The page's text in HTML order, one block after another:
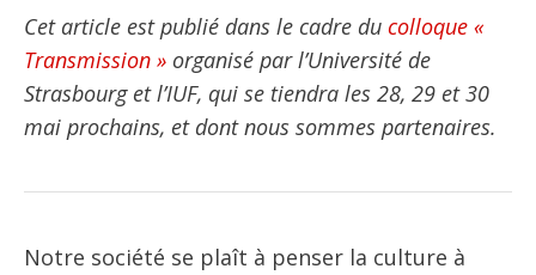
Cet article est publié dans le cadre du colloque «
Transmission » organisé par l’Université de
Strasbourg et l’IUF, qui se tiendra les 28, 29 et 30
mai prochains, et dont nous sommes partenaires.
Notre société se plaît à penser la culture à